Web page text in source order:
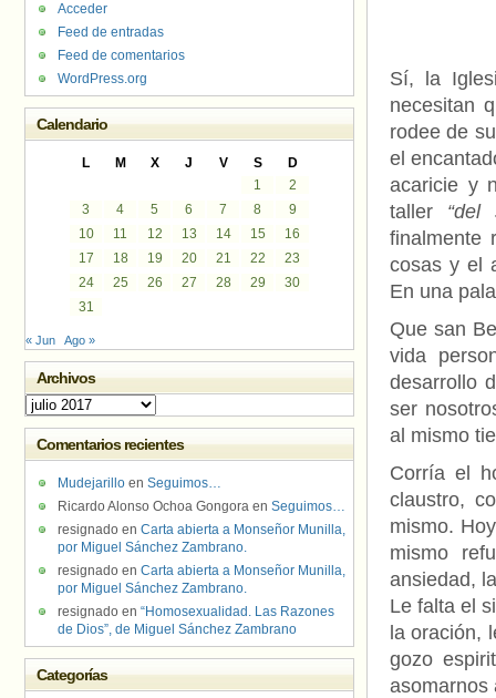
Sí, la
necesitan
rodee de
el
acaricie y
taller “del
finalmente
cosas y el
En una
Que san
vida
desarrollo
ser
al mismo
Corría el
claustro,
mismo.
mismo
ansiedad,
Le falta el
la oración,
gozo
asomarnos
Acceder
Feed de entradas
Feed de comentarios
WordPress.org
Calendario
L M X J V S
D
1
2
3
4 5 6 7 8
9
10
11 12 13 14 15
16
17
18 19 20 21 22
23
24
25 26 27 28 29
30
31
« Jun Ago »
Archivos
Archivos
Comentarios recientes
Mudejarillo en Seguimos…
Ricardo Alonso Ochoa Gongora en Seguimos…
resignado en Carta abierta a Monseñor Munilla,
por Miguel Sánchez Zambrano.
resignado en Carta abierta a Monseñor Munilla,
por Miguel Sánchez Zambrano.
resignado en “Homosexualidad. Las Razones
de Dios”, de Miguel Sánchez Zambrano
Categorías